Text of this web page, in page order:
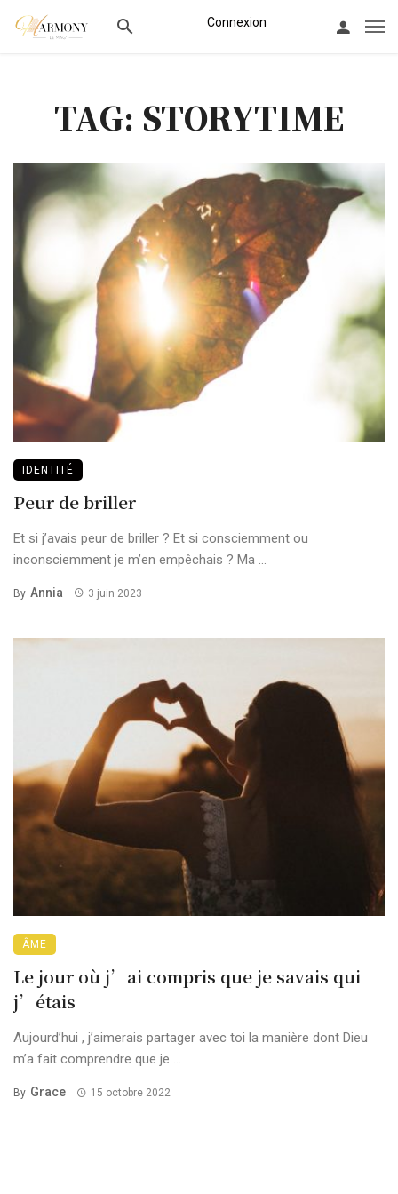
Connexion
TAG: STORYTIME
IDENTITÉ
Peur de briller
Et si j’avais peur de briller ? Et si consciemment ou
inconsciemment je m’en empêchais ? Ma ...
By Annia 3 juin 2023
ÂME
Le jour où j’ai compris que je savais qui
j’étais
Aujourd’hui , j’aimerais partager avec toi la manière dont Dieu
m’a fait comprendre que je ...
By Grace 15 octobre 2022